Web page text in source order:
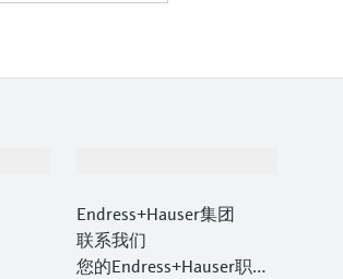
Endress+Hauser集团
联系我们
您的Endress+Hauser职业